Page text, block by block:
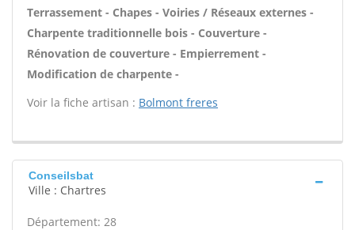
Terrassement - Chapes - Voiries / Réseaux externes -
Charpente traditionnelle bois - Couverture -
Rénovation de couverture - Empierrement -
Modification de charpente -
Voir la fiche artisan : Bolmont freres
Conseilsbat
Ville : Chartres
Département: 28